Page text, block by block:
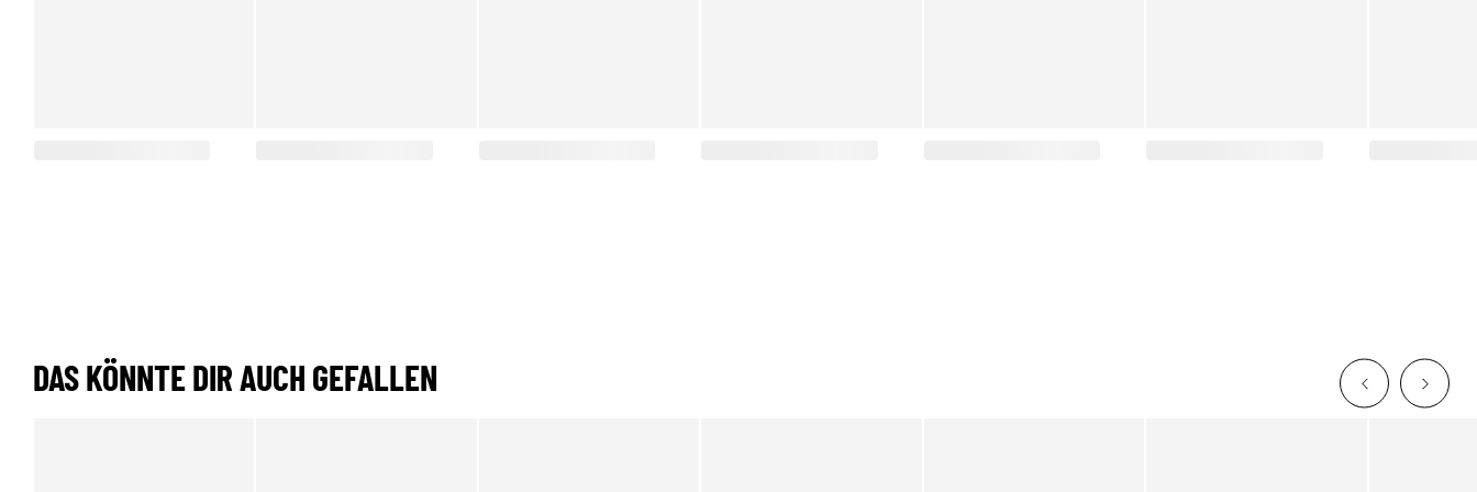
DAS KÖNNTE DIR AUCH GEFALLEN